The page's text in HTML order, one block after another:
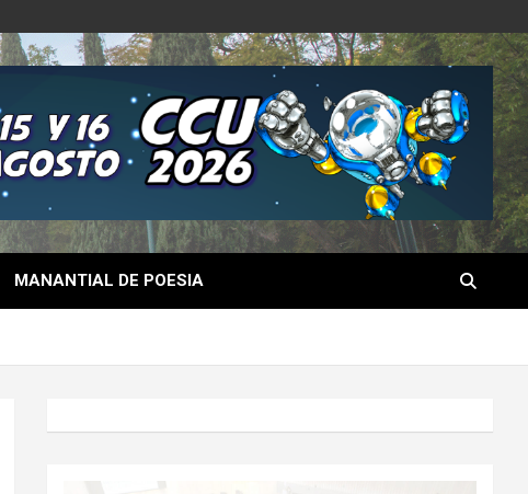
MANANTIAL DE POESIA